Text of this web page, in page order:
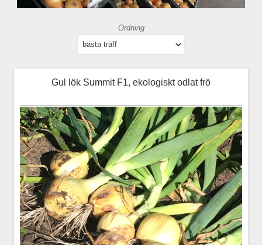
Ordning
Gul lök Summit F1, ekologiskt odlat frö